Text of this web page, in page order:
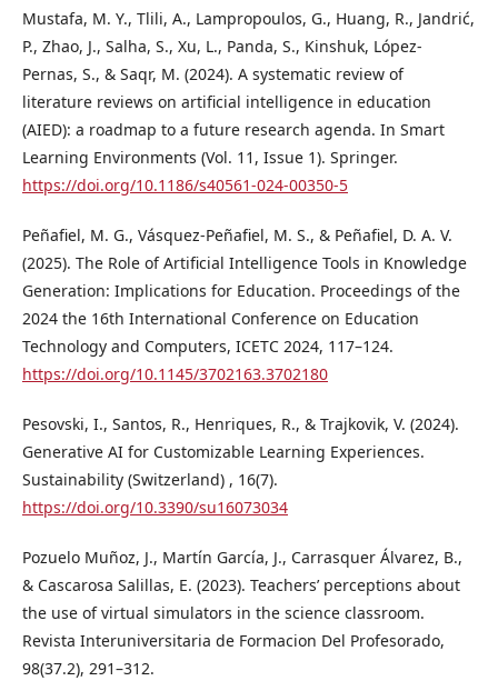
Mustafa, M. Y., Tlili, A., Lampropoulos, G., Huang, R., Jandrić,
P., Zhao, J., Salha, S., Xu, L., Panda, S., Kinshuk, López-
Pernas, S., & Saqr, M. (2024). A systematic review of
literature reviews on artificial intelligence in education
(AIED): a roadmap to a future research agenda. In Smart
Learning Environments (Vol. 11, Issue 1). Springer.
https://doi.org/10.1186/s40561-024-00350-5
Peñafiel, M. G., Vásquez-Peñafiel, M. S., & Peñafiel, D. A. V.
(2025). The Role of Artificial Intelligence Tools in Knowledge
Generation: Implications for Education. Proceedings of the
2024 the 16th International Conference on Education
Technology and Computers, ICETC 2024, 117–124.
https://doi.org/10.1145/3702163.3702180
Pesovski, I., Santos, R., Henriques, R., & Trajkovik, V. (2024).
Generative AI for Customizable Learning Experiences.
Sustainability (Switzerland) , 16(7).
https://doi.org/10.3390/su16073034
Pozuelo Muñoz, J., Martín García, J., Carrasquer Álvarez, B.,
& Cascarosa Salillas, E. (2023). Teachers’ perceptions about
the use of virtual simulators in the science classroom.
Revista Interuniversitaria de Formacion Del Profesorado,
98(37.2), 291–312.